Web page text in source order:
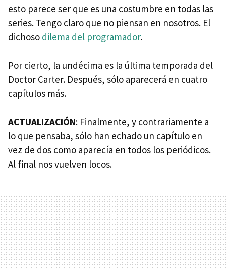
esto parece ser que es una costumbre en todas las
series. Tengo claro que no piensan en nosotros. El
dichoso dilema del programador.
Por cierto, la undécima es la última temporada del
Doctor Carter. Después, sólo aparecerá en cuatro
capítulos más.
ACTUALIZACIÓN: Finalmente, y contrariamente a
lo que pensaba, sólo han echado un capítulo en
vez de dos como aparecía en todos los periódicos.
Al final nos vuelven locos.